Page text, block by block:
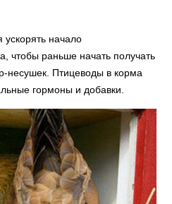
начало
чтобы раньше начать получать
несушек. Птицеводы в корма
гормоны и добавки.